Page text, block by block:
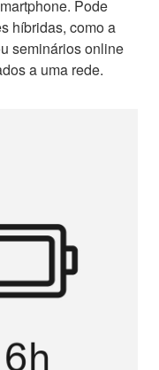
Pode
híbridas, como a
seminários online
a uma rede.